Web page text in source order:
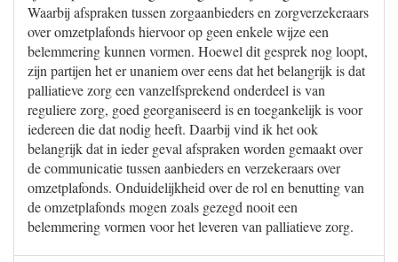
Waarbij afspraken tussen zorgaanbieders en zorgverzekeraars
over omzetplafonds hiervoor op geen enkele wijze een
belemmering kunnen vormen. Hoewel dit gesprek nog loopt,
zijn partijen het er unaniem over eens dat het belangrijk is dat
palliatieve zorg een vanzelfsprekend onderdeel is van
reguliere zorg, goed georganiseerd is en toegankelijk is voor
iedereen die dat nodig heeft. Daarbij vind ik het ook
belangrijk dat in ieder geval afspraken worden gemaakt over
de communicatie tussen aanbieders en verzekeraars over
omzetplafonds. Onduidelijkheid over de rol en benutting van
de omzetplafonds mogen zoals gezegd nooit een
belemmering vormen voor het leveren van palliatieve zorg.